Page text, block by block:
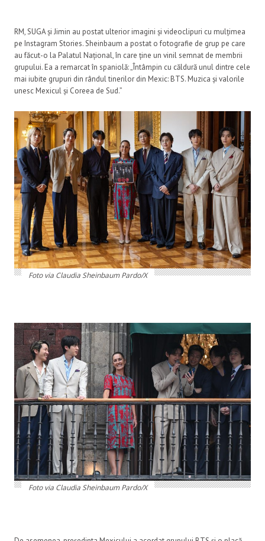
RM, SUGA și Jimin au postat ulterior imagini și videoclipuri cu mulțimea
pe Instagram Stories. Sheinbaum a postat o fotografie de grup pe care
au făcut-o la Palatul Național, în care ține un vinil semnat de membrii
grupului. Ea a remarcat în spaniolă: „Întâmpin cu căldură unul dintre cele
mai iubite grupuri din rândul tinerilor din Mexic: BTS. Muzica și valorile
unesc Mexicul și Coreea de Sud.”
Foto via Claudia Sheinbaum Pardo/X
Foto via Claudia Sheinbaum Pardo/X